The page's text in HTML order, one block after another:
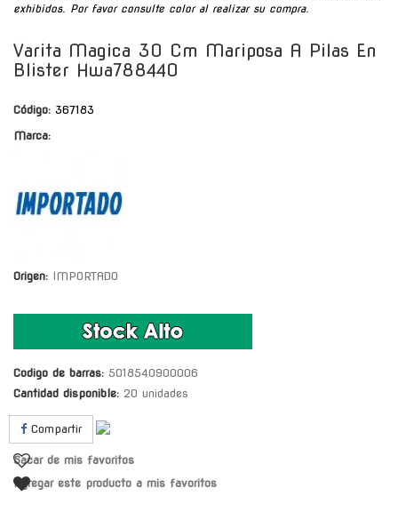
exhibidos. Por favor consulte color al realizar su compra.
Varita Magica 30 Cm Mariposa A Pilas En
Blister Hwa788440
Código: 367183
Marca:
Origen: IMPORTADO
Codigo de barras: 5018540900006
Cantidad disponible: 20 unidades
Compartir
Sacar de mis favoritos
Agregar este producto a mis favoritos